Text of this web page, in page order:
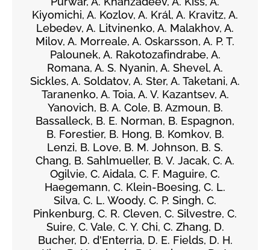
Kiyomichi, A. Kozlov, A. Král, A. Kravitz, A.
Lebedev, A. Litvinenko, A. Malakhov, A.
Milov, A. Morreale, A. Oskarsson, A. P. T.
Palounek, A. Rakotozafindrabe, A.
Romana, A. S. Nyanin, A. Shevel, A.
Sickles, A. Soldatov, A. Ster, A. Taketani, A.
Taranenko, A. Toia, A. V. Kazantsev, A.
Yanovich, B. A. Cole, B. Azmoun, B.
Bassalleck, B. E. Norman, B. Espagnon,
B. Forestier, B. Hong, B. Komkov, B.
Lenzi, B. Love, B. M. Johnson, B. S.
Chang, B. Sahlmueller, B. V. Jacak, C. A.
Ogilvie, C. Aidala, C. F. Maguire, C.
Haegemann, C. Klein-Boesing, C. L.
Silva, C. L. Woody, C. P. Singh, C.
Pinkenburg, C. R. Cleven, C. Silvestre, C.
Suire, C. Vale, C. Y. Chi, C. Zhang, D.
Bucher, D. d'Enterria, D. E. Fields, D. H.